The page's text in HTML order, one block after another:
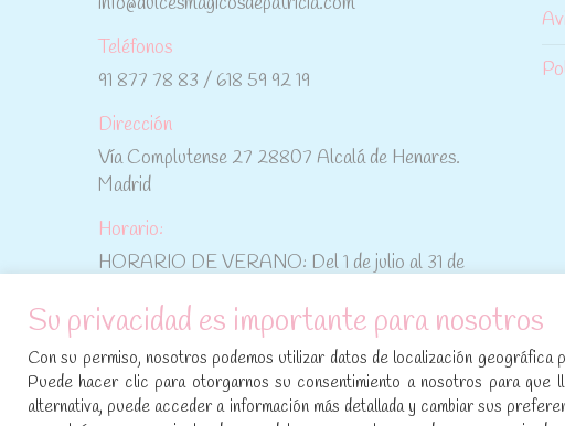
Teléfonos
91 877 78 83 / 618 59 92 19
Dirección
Vía Complutense 27 28807 Alcalá de Henares.
Madrid
Horario:
HORARIO DE VERANO: Del 1 de julio al 31 de
No te pierdas las promociones y novedades,
suscríbete a nuestra newsletter:
Su privacidad es importante para nosotros
Con su permiso, nosotros podemos utilizar datos de localización
Puede hacer clic para otorgarnos su consentimiento a nosotros para que
alternativa, puede acceder a información más detallada y cambiar sus